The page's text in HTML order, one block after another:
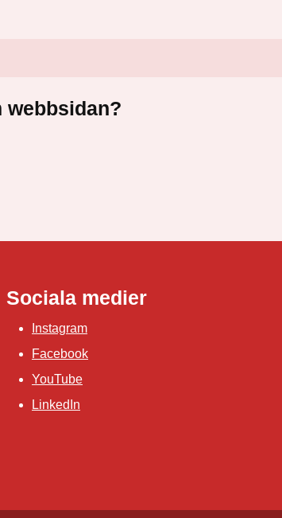
webbsidan?
Sociala medier
Instagram
Facebook
YouTube
LinkedIn